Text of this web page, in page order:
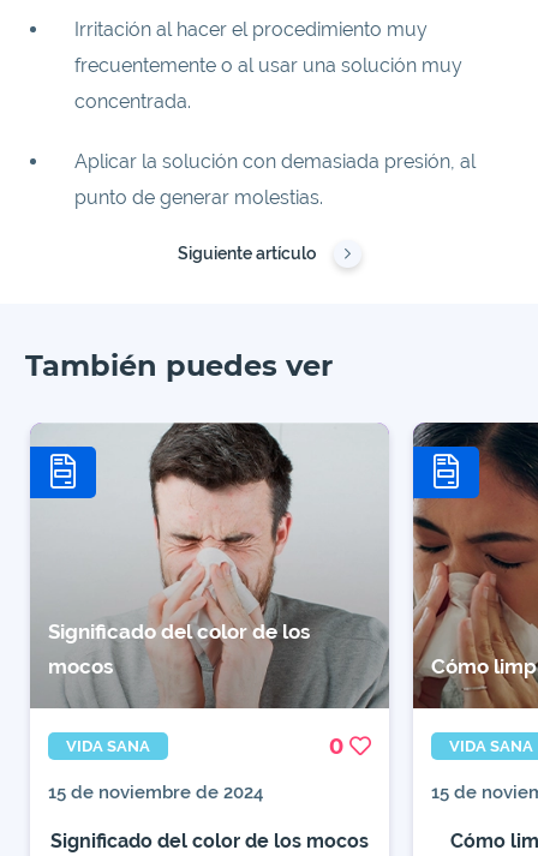
Irritación al hacer el procedimiento muy
frecuentemente o al usar una solución muy
concentrada.
Aplicar la solución con demasiada presión, al
punto de generar molestias.
Siguiente artículo
También puedes ver
Significado del color de los
mocos
VIDA SANA 0
15 de noviembre de 2024
Significado del color de los mocos
Cómo
VIDA SANA
15 de
Cómo